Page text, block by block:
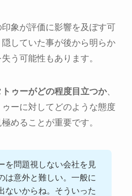
象が評価に影響を及ぼす可
していた事が後から明らか
う可能性もあります。
トゥーがどの程度目立つか、
ーに対してどのような態度
めることが重要です。
を問題視しない会社を見
は意外と難しい。一般に
ないからね。そういった